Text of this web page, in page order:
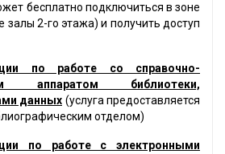
бесплатно подключиться в зоне
залы 2-го этажа) и получить доступ
по работе со справочно-
аппаратом библиотеки,
данных (услуга предоставляется
отделом)
по работе с электронными